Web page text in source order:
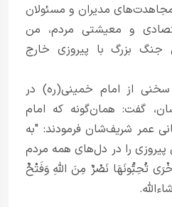
مجاهدت‌های مدیران و مسئولان
و معیشتی مردم، من
جنگ بزرگ با پیروزی خارج
سخنی از امام خمینی(ره) در
گفت: همان‌گونه که امام
عمر شریف‌شان فرمودند: "به
را در دل‌های همه مردم
تُحِبُّونَهَا نَصْرٌ مِنَ اللَّهِ وَفَتْحٌ